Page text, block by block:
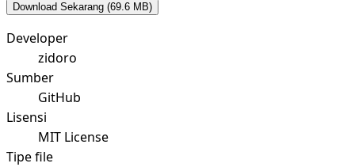
Download Sekarang (69.6 MB)
Developer
zidoro
Sumber
GitHub
Lisensi
MIT License
Tipe file